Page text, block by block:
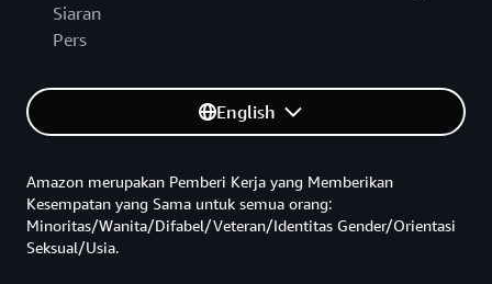
Siaran
Pers
English
Amazon merupakan Pemberi Kerja yang Memberikan
Kesempatan yang Sama untuk semua orang:
Minoritas/Wanita/Difabel/Veteran/Identitas Gender/Orientasi
Seksual/Usia.